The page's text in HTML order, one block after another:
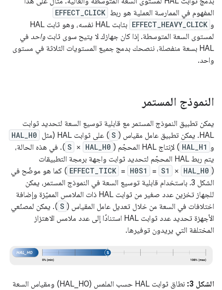
المفهوم في الممارسة العملية هو ربط EFFECT_CLICK
و EFFECT_HEAVY_CLICK
بثابت HAL نفسه، وهو ثابت HAL
لمستوى السعة المتوسطة. إذا كان جهازك لا يتيح سوى ثابتواحد في
HAL بسعة منفصلة، ننصحك بدمج جميع المستويات الثلاثة في مستوى
واحد.
النموذج المستمر
يمكن تطبيق النموذج المستمر مع قابلية توسيع السعة لتحديد ثوابت
HAL. يمكن تطبيق عامل مقياس (
S ) على ثوابت HAL (مثل HAL_H0
و HAL_H1 ) لإنتاج HAL المحجّم ( HAL_H0
×
S ). في هذه الحالة،
يتم ربط HAL المحجّم لتحديد ثوابت واجهة برمجة التطبيقات
(
HAL_H0
×
S1
=
H0S1
=
EFFECT_TICK ) كما هو موضّح في
الشكل 3. باستخدام قابلية توسيع السعة في النموذج المستمر، يمكن
للجهاز تخزين عدد صغير من ثوابت HAL ذات الملامس المميّزة وإضافة
اختلافات في السعة من خلال تعديل عامل المقياس ( S ). يمكن لمصنّعي
الأجهزة تحديد عدد ثوابت HAL استنادًا إلى عدد ملامس الاهتزاز
المختلفة التي يريدون توفيرها.
الشكل 3:
نطاق ثوابت HAL حسب الملمس (HAL_H0) ومقياس السعة